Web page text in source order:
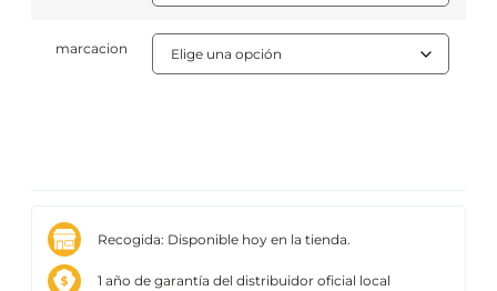
marcacion
Recogida: Disponible hoy en la tienda.
1 año de garantía del distribuidor oficial local